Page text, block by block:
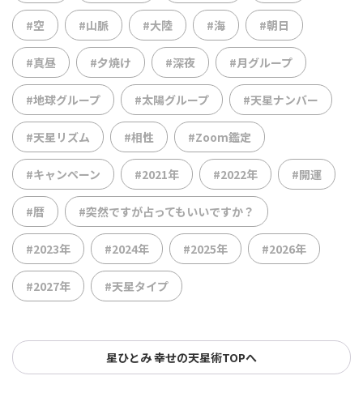
#空 #山脈 #大陸 #海 #朝日
#真昼 #夕焼け #深夜 #月グループ
#地球グループ #太陽グループ #天星ナンバー
#天星リズム #相性 #Zoom鑑定
#キャンペーン #2021年 #2022年 #開運
#暦 #突然ですが占ってもいいですか？
#2023年 #2024年 #2025年 #2026年
#2027年 #天星タイプ
星ひとみ 幸せの天星術TOPへ